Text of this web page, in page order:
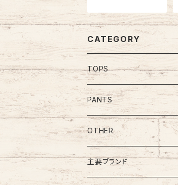
迎 Tシャツ USA製 湾
岸戦争 メッセージ 星条
旗 シングルステッチ ア
メリカ USA 古着
CATEGORY
TOPS
Tee
S/L Tee
Polo Shirt
Shirt
PANTS
Jeans/Denim
Work Pants
OTHER
主要ブランド